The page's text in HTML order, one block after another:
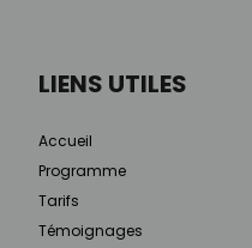
LIENS UTILES
Accueil
Programme
Tarifs
Témoignages